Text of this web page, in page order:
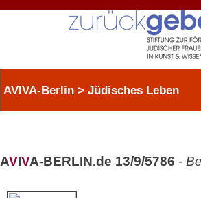
AVIVA-Berlin > Jüdisches Leben
AVIVA-BERLIN.de 13/9/5786 -